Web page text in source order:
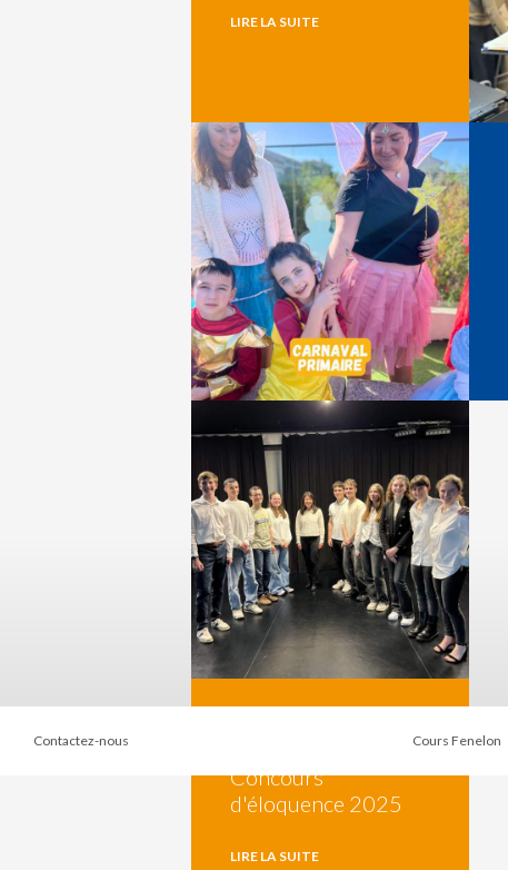
LIRE LA SUITE
Concours
d'éloquence 2025
LIRE LA SUITE
Contactez-nous Cours Fenelon